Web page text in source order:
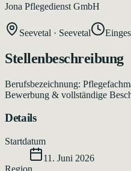
Jona Pflegedienst GmbH
Seevetal · Seevetal
Stellenbeschreibung
Berufsbezeichnung:
Bewerbung & vollständige
Details
Startdatum
11. Juni 2026